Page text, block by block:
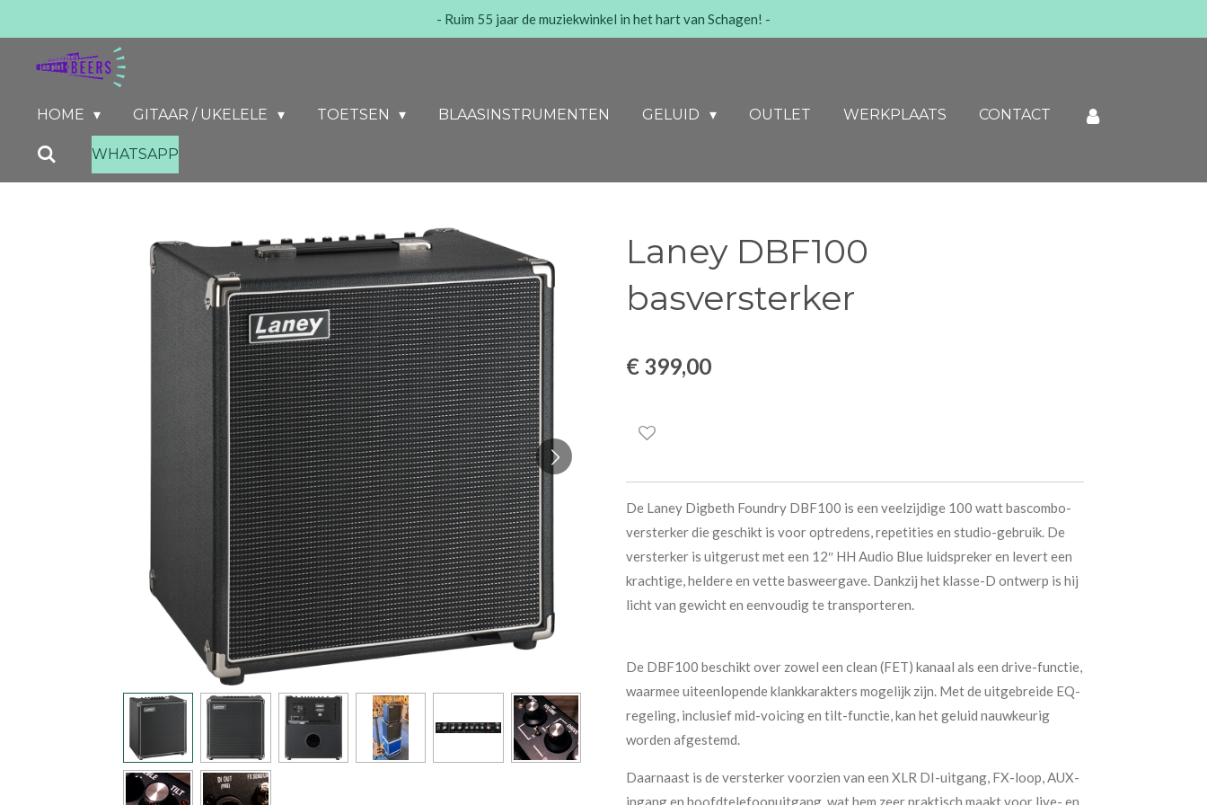
hoofdinhoud
- Ruim 55 jaar de muziekwinkel in het hart van Schagen! -
HOME GITAAR / UKELELE TOETSEN BLAASINSTRUMENTEN GELUID OUTLET WERKPLAATS CONTACT
WHATSAPP
Laney DBF100
basversterker
€ 399,00
De Laney Digbeth Foundry DBF100 is een veelzijdige 100 watt bascombo-
versterker die geschikt is voor optredens, repetities en studio-gebruik. De
versterker is uitgerust met een 12″ HH Audio Blue luidspreker en levert een
krachtige, heldere en vette basweergave. Dankzij het klasse-D ontwerp is hij
licht van gewicht en eenvoudig te transporteren.
De DBF100 beschikt over zowel een clean (FET) kanaal als een drive-functie,
waarmee uiteenlopende klankkarakters mogelijk zijn. Met de uitgebreide EQ-
regeling, inclusief mid-voicing en tilt-functie, kan het geluid nauwkeurig
worden afgestemd.
Daarnaast is de versterker voorzien van een XLR DI-uitgang, FX-loop, AUX-
ingang en hoofdtelefoonuitgang, wat hem zeer praktisch maakt voor live- en